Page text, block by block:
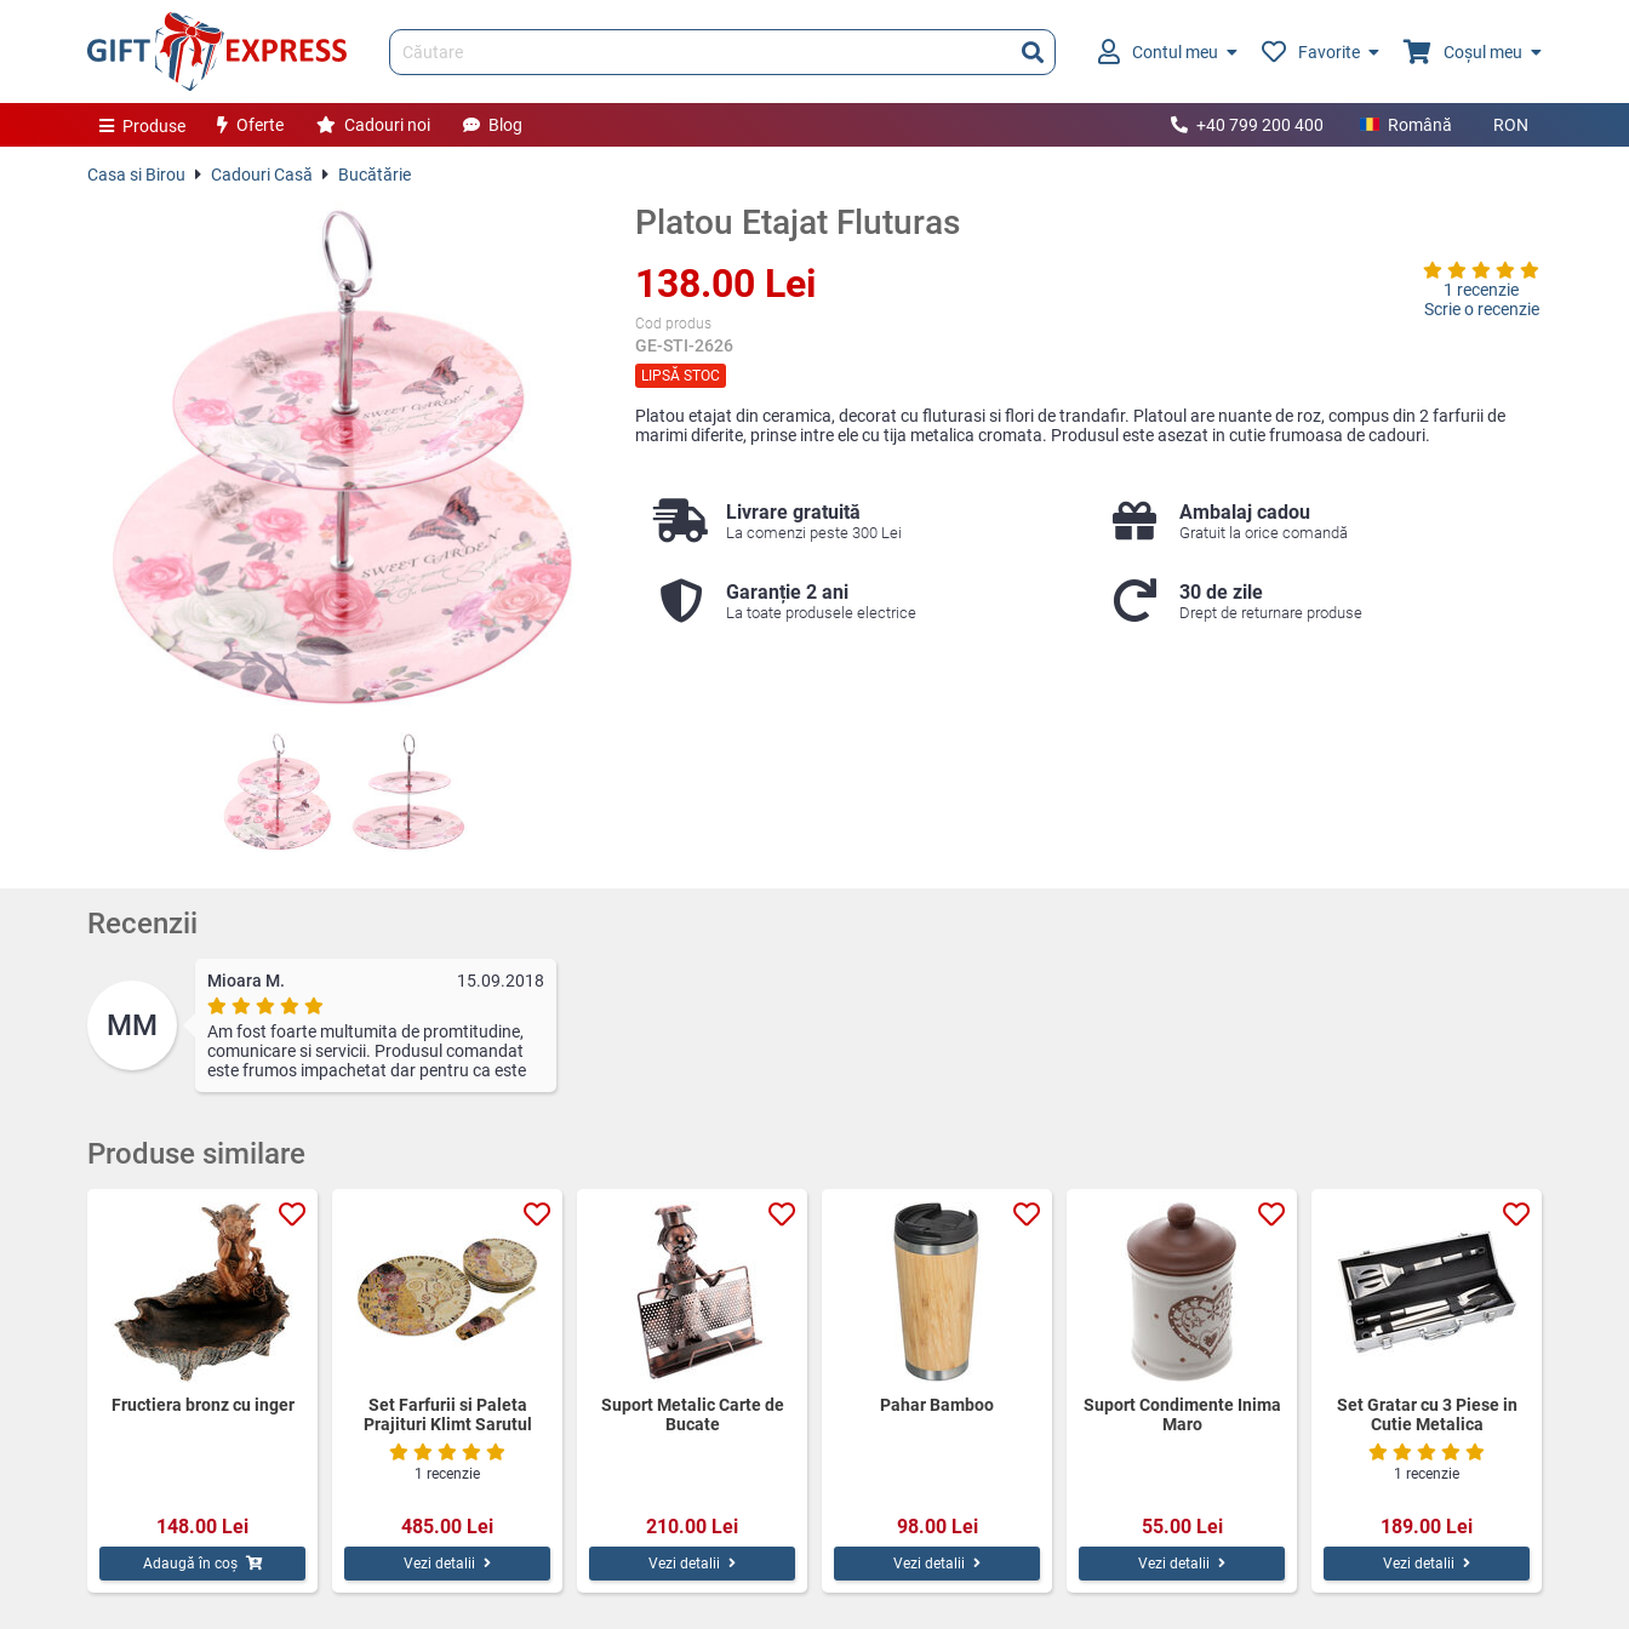
Contul meu Favorite Coșul meu
Produse Oferte Cadouri noi Blog +40 799 200 400 Română RON
Casa si Birou Cadouri Casă Bucătărie
Platou Etajat Fluturas
138.00 Lei
Cod produs
GE-STI-2626
LIPSĂ STOC
1 recenzie
Scrie o recenzie
Platou etajat din ceramica, decorat cu fluturasi si flori de trandafir. Platoul are nuante de roz, compus din 2 farfurii de
marimi diferite, prinse intre ele cu tija metalica cromata. Produsul este asezat in cutie frumoasa de cadouri.
Livrare gratuită
La comenzi peste 300 Lei
Ambalaj cadou
Gratuit la orice comandă
Garanție 2 ani
La toate produsele electrice
30 de zile
Drept de returnare produse
Recenzii
MM
Mioara M. 15.09.2018
Am fost foarte multumita de promtitudine,
comunicare si servicii. Produsul comandat
este frumos impachetat dar pentru ca este
un cadou nu am putut inca sa il vad. Sper sa
sa mai colaboram pe viitor.
Produse similare
Fructiera bronz cu inger
148.00 Lei
Adaugă în coș
Set Farfurii si Paleta
Prajituri Klimt Sarutul
1 recenzie
485.00 Lei
Vezi detalii
Suport Metalic Carte de
Bucate
210.00 Lei
Vezi detalii
Pahar Bamboo
98.00 Lei
Vezi detalii
Suport Condimente Inima
Maro
55.00 Lei
Vezi detalii
Set Gratar cu 3 Piese in
Cutie Metalica
1 recenzie
189.00 Lei
Vezi detalii